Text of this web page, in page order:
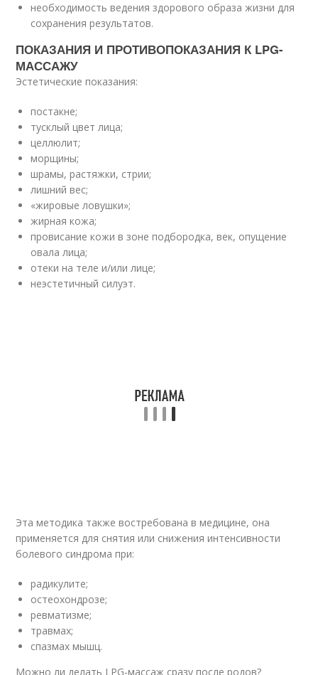
необходимость ведения здорового образа жизни для
сохранения результатов.
ПОКАЗАНИЯ И ПРОТИВОПОКАЗАНИЯ К LPG-
МАССАЖУ
Эстетические показания:
постакне;
тусклый цвет лица;
целлюлит;
морщины;
шрамы, растяжки, стрии;
лишний вес;
«жировые ловушки»;
жирная кожа;
провисание кожи в зоне подбородка, век, опущение
овала лица;
отеки на теле и/или лице;
неэстетичный силуэт.
Эта методика также востребована в медицине, она
применяется для снятия или снижения интенсивности
болевого синдрома при:
радикулите;
остеохондрозе;
ревматизме;
травмах;
спазмах мышц.
Можно ли делать LPG-массаж сразу после родов?